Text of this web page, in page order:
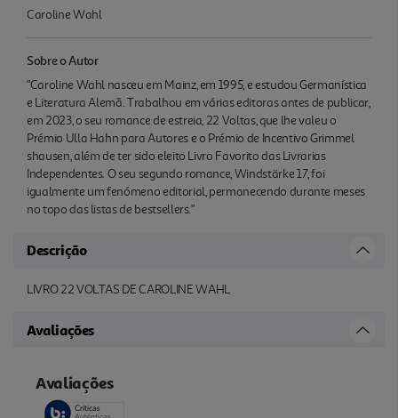
Caroline Wahl
Sobre o Autor
"Caroline Wahl nasceu em Mainz, em 1995, e estudou Germanística
e Literatura Alemã. Trabalhou em várias editoras antes de publicar,
em 2023, o seu romance de estreia, 22 Voltas, que lhe valeu o
Prémio Ulla Hahn para Autores e o Prémio de Incentivo Grimmel
shausen, além de ter sido eleito Livro Favorito das Livrarias
Independentes. O seu segundo romance, Windstärke 17, foi
igualmente um fenómeno editorial, permanecendo durante meses
no topo das listas de bestsellers."
Descrição
LIVRO 22 VOLTAS DE CAROLINE WAHL
Avaliações